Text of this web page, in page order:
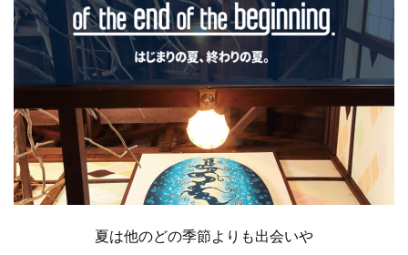
夏は他のどの季節よりも出会いや